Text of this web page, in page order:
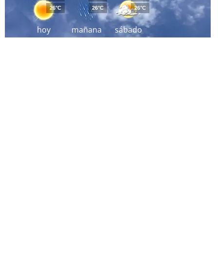
hoy
26°C
mañana
26°C
sábado
26°C